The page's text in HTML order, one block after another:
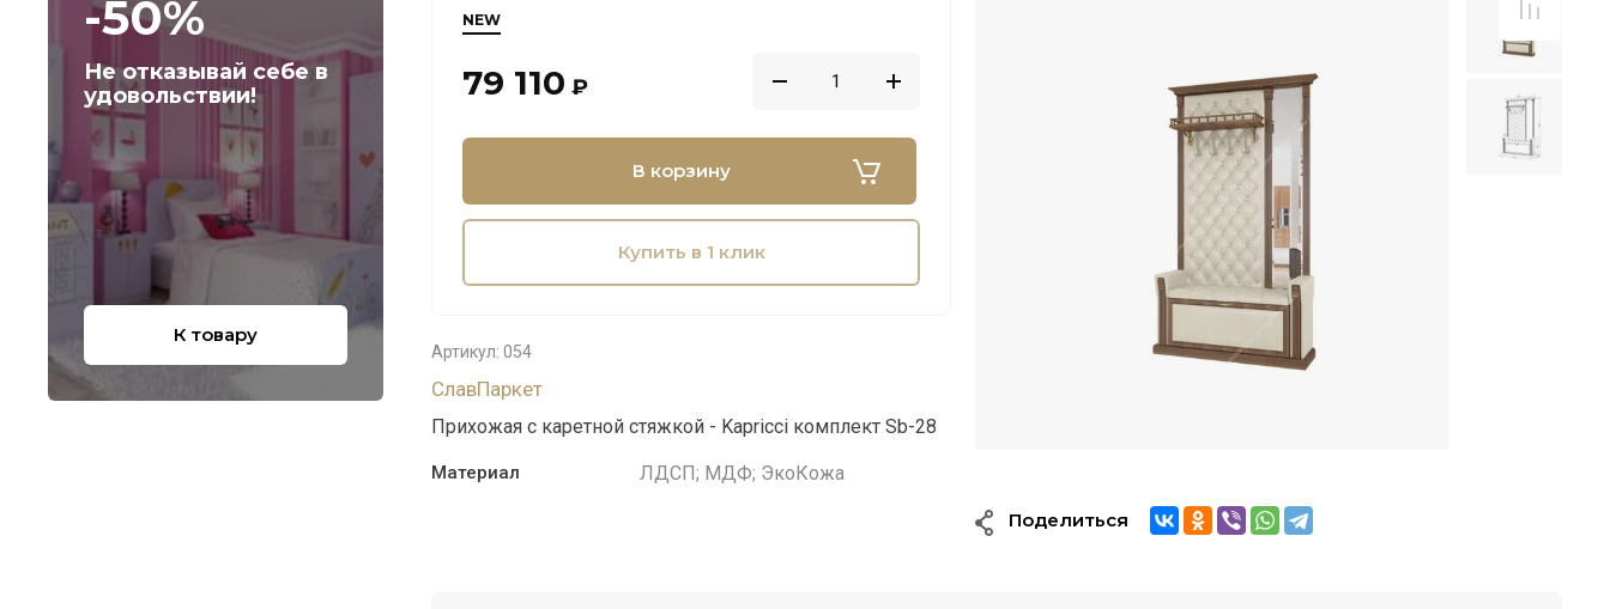
-50%
Не отказывай себе в
удовольствии!
К товару
NEW
79 110 ₽
В корзину
Купить в 1 клик
Артикул: 054
СлавПаркет
Прихожая с каретной стяжкой - Kapricci комплект Sb-28
Материал ЛДСП; МДФ; ЭкоКожа
Поделиться